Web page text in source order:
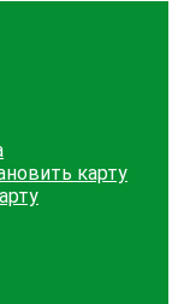
карту